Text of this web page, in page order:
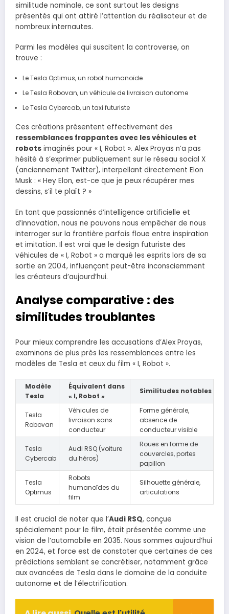
similitude nominale, ce sont surtout les designs
présentés qui ont attiré l’attention du réalisateur et de
nombreux internautes.
Parmi les modèles qui suscitent la controverse, on
trouve :
Le Tesla Optimus, un robot humanoïde
Le Tesla Robovan, un véhicule de livraison autonome
Le Tesla Cybercab, un taxi futuriste
Ces créations présentent effectivement des
ressemblances frappantes avec les véhicules et
robots imaginés pour « I, Robot ». Alex Proyas n’a pas
hésité à s’exprimer publiquement sur le réseau social X
(anciennement Twitter), interpellant directement Elon
Musk : « Hey Elon, est-ce que je peux récupérer mes
dessins, s’il te plaît ? »
En tant que passionnés d’intelligence artificielle et
d’innovation, nous ne pouvons nous empêcher de nous
interroger sur la frontière parfois floue entre inspiration
et imitation. Il est vrai que le design futuriste des
véhicules de « I, Robot » a marqué les esprits lors de sa
sortie en 2004, influençant peut-être inconsciemment
les créateurs d’aujourd’hui.
Analyse comparative : des
similitudes troublantes
Pour mieux comprendre les accusations d’Alex Proyas,
examinons de plus près les ressemblances entre les
modèles de Tesla et ceux du film « I, Robot ».
Modèle
Tesla
Équivalent dans
« I, Robot »
Similitudes notables
Tesla
Robovan
Véhicules de
livraison sans
conducteur
Forme générale,
absence de
conducteur visible
Tesla
Cybercab
Audi RSQ (voiture
du héros)
Roues en forme de
couvercles, portes
papillon
Tesla
Optimus
Robots
humanoïdes du
film
Silhouette générale,
articulations
Il est crucial de noter que l’Audi RSQ, conçue
spécialement pour le film, était présentée comme une
vision de l’automobile en 2035. Nous sommes aujourd’hui
en 2024, et force est de constater que certaines de ces
prédictions semblent se concrétiser, notamment grâce
aux avancées de Tesla dans le domaine de la conduite
autonome et de l’électrification.